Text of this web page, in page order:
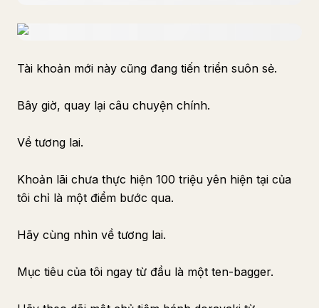
Tài khoản mới này cũng đang tiến triển suôn sẻ.
Bây giờ, quay lại câu chuyện chính.
Về tương lai.
Khoản lãi chưa thực hiện 100 triệu yên hiện tại của
tôi chỉ là một điểm bước qua.
Hãy cùng nhìn về tương lai.
Mục tiêu của tôi ngay từ đầu là một ten-bagger.